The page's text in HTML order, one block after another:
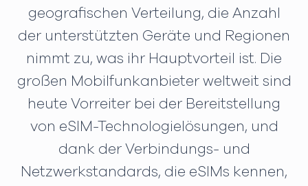
geografischen Verteilung, die Anzahl
der unterstützten Geräte und Regionen
nimmt zu, was ihr Hauptvorteil ist. Die
großen Mobilfunkanbieter weltweit sind
heute Vorreiter bei der Bereitstellung
von eSIM-Technologielösungen, und
dank der Verbindungs- und
Netzwerkstandards, die eSIMs kennen,